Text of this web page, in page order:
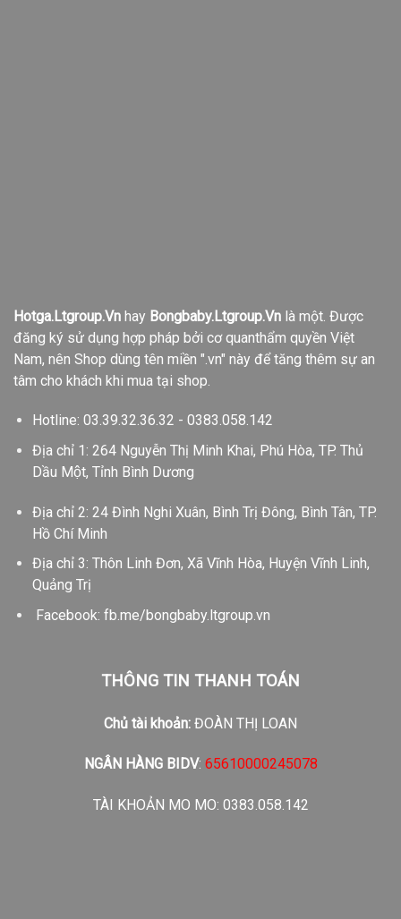
Hotga.Ltgroup.Vn hay Bongbaby.Ltgroup.Vn là một. Được
đăng ký sử dụng hợp pháp bởi cơ quanthẩm quyền Việt
Nam, nên Shop dùng tên miền ".vn" này để tăng thêm sự an
tâm cho khách khi mua tại shop.
Hotline: 03.39.32.36.32 - 0383.058.142
Địa chỉ 1: 264 Nguyễn Thị Minh Khai, Phú Hòa, TP. Thủ
Dầu Một, Tỉnh Bình Dương
Địa chỉ 2: 24 Đình Nghi Xuân, Bình Trị Đông, Bình Tân, TP.
Hồ Chí Minh
Địa chỉ 3: Thôn Linh Đơn, Xã Vĩnh Hòa, Huyện Vĩnh Linh,
Quảng Trị
Facebook: fb.me/bongbaby.ltgroup.vn
THÔNG TIN THANH TOÁN
Chủ tài khoản: ĐOÀN THỊ LOAN
NGÂN HÀNG BIDV: 65610000245078
TÀI KHOẢN MO MO: 0383.058.142